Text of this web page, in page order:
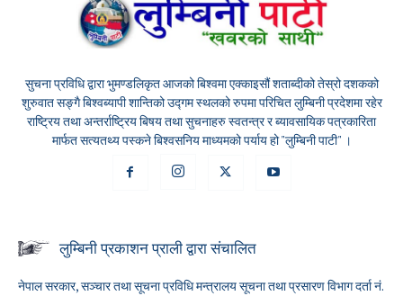
सुचना प्रविधि द्वारा भुमण्डलिकृत आजको बिश्वमा एक्काइसौं शताब्दीको तेस्रो दशकको
शुरुवात सङ्गै बिश्वब्यापी शान्तिको उद्गम स्थलको रुपमा परिचित लुम्बिनी प्रदेशमा रहेर
राष्ट्रिय तथा अन्तर्राष्ट्रिय बिषय तथा सुचनाहरु स्वतन्त्र र ब्यावसायिक पत्रकारिता
मार्फत सत्यतथ्य पस्कने बिश्वसनिय माध्यमको पर्याय हो "लुम्बिनी पाटी" ।
लुम्बिनी प्रकाशन प्राली द्वारा संचालित
नेपाल सरकार, सञ्चार तथा सूचना प्रविधि मन्त्रालय सूचना तथा प्रसारण विभाग दर्ता नं.